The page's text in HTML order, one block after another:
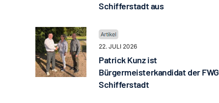
Schifferstadt aus
22. JULI 2026
Patrick Kunz ist
Bürgermeisterkandidat der FWG
Schifferstadt